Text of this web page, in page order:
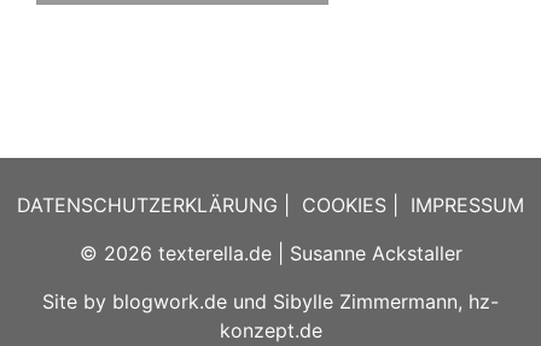
DATENSCHUTZERKLÄRUNG COOKIES
IMPRESSUM
© 2026 texterella.de| Susanne Ackstaller
Site by blogwork.de und Sibylle Zimmermann, hz-
konzept.de